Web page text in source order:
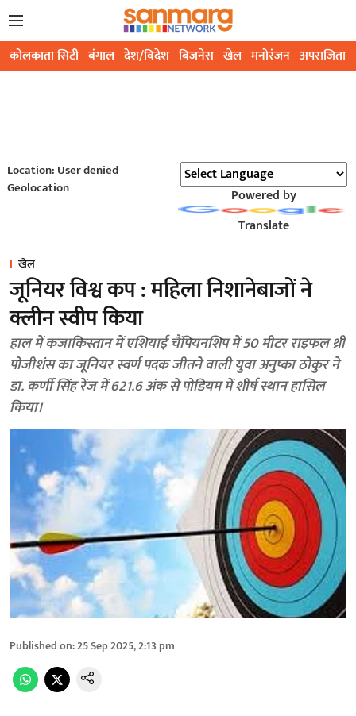
कोलकाता सिटी बंगाल देश/विदेश बिजनेस खेल मनोरंजन अपराजिता
Location: User denied
Geolocation
Powered by
Translate
खेल
जूनियर विश्व कप : महिला निशानेबाजों ने
क्लीन स्वीप किया
हाल में कजाकिस्तान में एशियाई चैंपियनशिप में 50 मीटर राइफल थ्री
पोजीशंस का जूनियर स्वर्ण पदक जीतने वाली युवा अनुष्का ठोकुर ने
डा. कर्णी सिंह रेंज में 621.6 अंक से पोडियम में शीर्ष स्थान हासिल
किया।
Published on:25 Sep 2025, 2:13 pm